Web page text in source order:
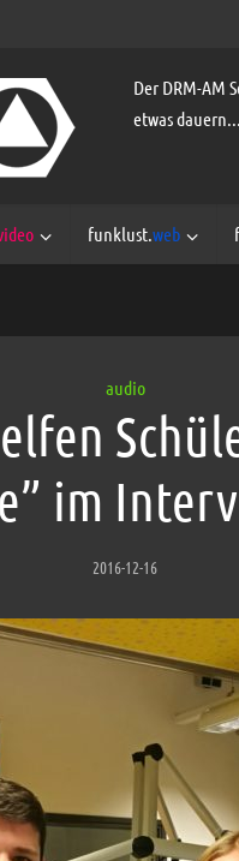
Der DRM-AM
etwas
funklust.web
audio
im
2016-12-16